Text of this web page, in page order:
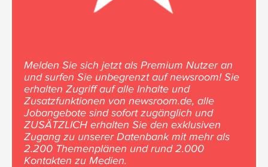
Melden Sie sich jetzt als Premium Nutzer an
und surfen Sie unbegrenzt auf newsroom! Sie
erhalten Zugriff auf alle Inhalte und
Zusatzfunktionen von newsroom.de, alle
Jobangebote sind sofort zugänglich und
ZUSÄTZLICH erhalten Sie den exklusiven
Zugang zu unserer Datenbank mit mehr als
2.200 Themenplänen und rund 2.000
Kontakten zu Medien.